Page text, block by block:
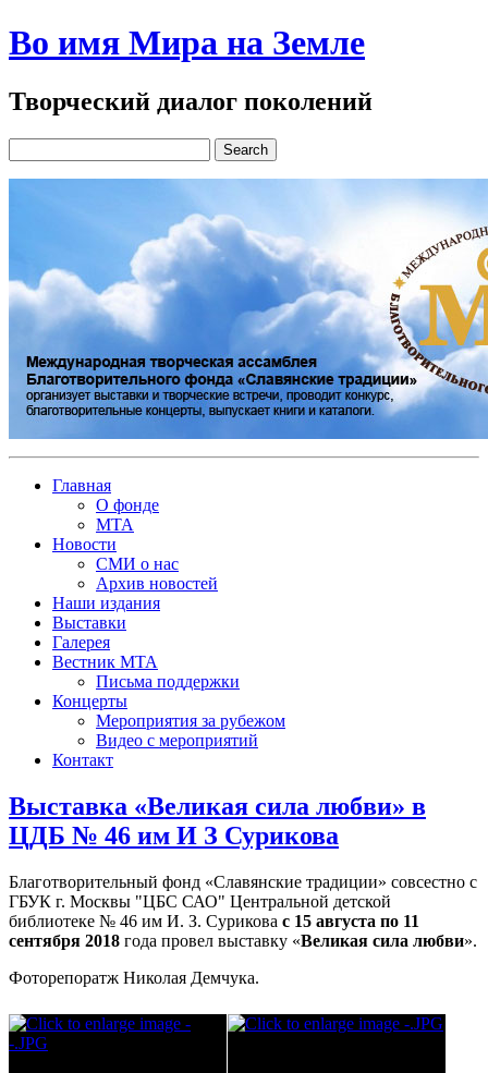
Во имя Мира на Земле
Творческий диалог поколений
Главная
О фонде
МТА
Новости
СМИ о нас
Архив новостей
Наши издания
Выставки
Галерея
Вестник МТА
Письма поддержки
Концерты
Мероприятия за рубежом
Видео с мероприятий
Контакт
Выставка «Великая сила любви» в
ЦДБ № 46 им И З Сурикова
Благотворительный фонд «Славянские традиции» совсестно с
ГБУК г. Москвы "ЦБС САО" Центральной детской
библиотеке № 46 им И. З. Сурикова с 15 августа по 11
сентября 2018 года провел выставку «Великая сила любви».
Фоторепоратж Николая Демчука.